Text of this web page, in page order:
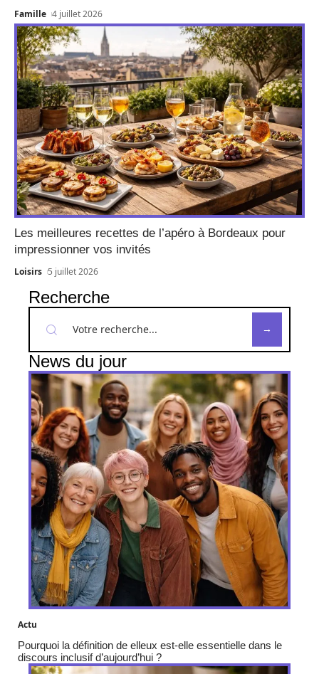
Famille 4 juillet 2026
Les meilleures recettes de l’apéro à Bordeaux pour
impressionner vos invités
Loisirs 5 juillet 2026
Recherche
News du jour
Actu
Pourquoi la définition de elleux est-elle essentielle dans le
discours inclusif d’aujourd’hui ?